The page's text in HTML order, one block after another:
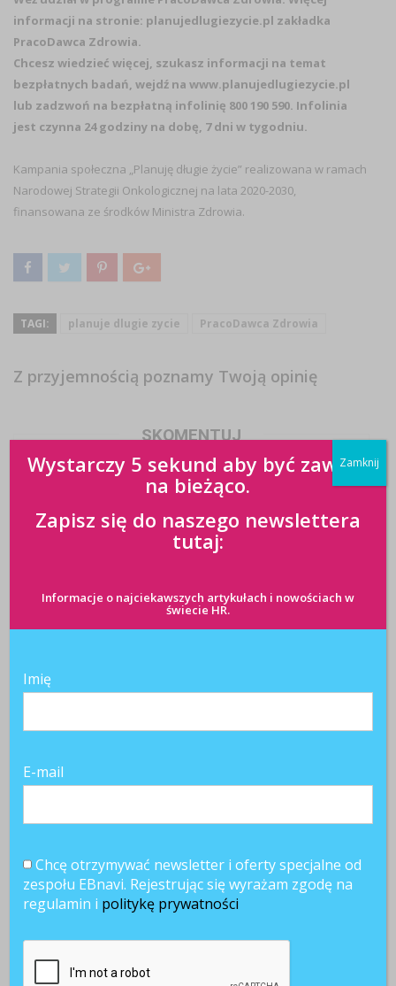
informacji na stronie: planujedlugiezycie.pl zakładka
PracoDawca Zdrowia.
Chcesz wiedzieć więcej, szukasz informacji na temat
bezpłatnych badań, wejdź na www.planujedlugiezycie.pl
lub zadzwoń na bezpłatną infolinię 800 190 590. Infolinia
jest czynna 24 godziny na dobę, 7 dni w tygodniu.
Kampania społeczna „Planuję długie życie” realizowana w ramach
Narodowej Strategii Onkologicznej na lata 2020-2030,
finansowana ze środków Ministra Zdrowia.
TAGI: planuje dlugie zycie PracoDawca Zdrowia
Z przyjemnością poznamy Twoją opinię
SKOMENTUJ
Wystarczy 5 sekund aby być zawsze
na bieżąco.
Zapisz się do naszego newslettera
tutaj:
Informacje o najciekawszych artykułach i nowościach w
świecie HR.
Imię
E-mail
Chcę otrzymywać newsletter i oferty specjalne od
zespołu EBnavi. Rejestrując się wyrażam zgodę na
regulamin i politykę prywatności
Zamknij